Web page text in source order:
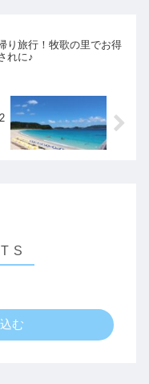
り旅行！牧歌の里でお得
れに♪
む